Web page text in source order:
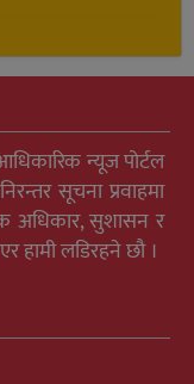
न्यूज पोर्टल
सूचना प्रवाहमा
अधिकार, सुशासन र
हामी लडिरहने छौ ।